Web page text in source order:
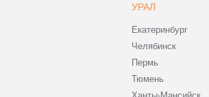
УРАЛ
Екатеринбург
Челябинск
Пермь
Тюмень